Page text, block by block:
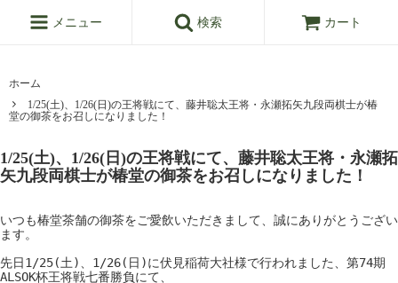
メニュー 検索 カート
ホーム
1/25(土)、1/26(日)の王将戦にて、藤井聡太王将・永瀬拓矢九段両棋士が椿
堂の御茶をお召しになりました！
1/25(土)、1/26(日)の王将戦にて、藤井聡太王将・永瀬拓
矢九段両棋士が椿堂の御茶をお召しになりました！
いつも椿堂茶舗の御茶をご愛飲いただきまして、誠にありがとうござい
ます。
先日1/25(土)、1/26(日)に伏見稲荷大社様で行われました、第74期